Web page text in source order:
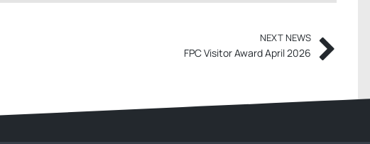
NEXT NEWS
FPC Visitor Award April 2026